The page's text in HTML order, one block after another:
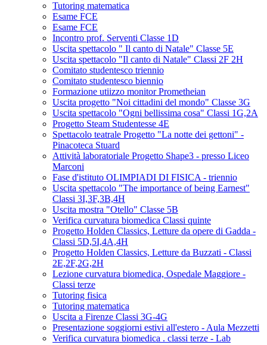
Tutoring matematica
Esame FCE
Esame FCE
Incontro prof. Serventi Classe 1D
Uscita spettacolo " Il canto di Natale" Classe 5E
Uscita spettacolo "Il canto di Natale" Classi 2F 2H
Comitato studentesco triennio
Comitato studentesco biennio
Formazione utiizzo monitor Prometheian
Uscita progetto "Noi cittadini del mondo" Classe 3G
Uscita spettacolo "Ogni bellissima cosa" Classi 1G,2A
Progetto Steam Studentesse 4E
Spettacolo teatrale Progetto "La notte dei gettoni" -
Pinacoteca Stuard
Attività laboratoriale Progetto Shape3 - presso Liceo
Marconi
Fase d'istituto OLIMPIADI DI FISICA - triennio
Uscita spettacolo "The importance of being Earnest"
Classi 3I,3F,3B,4H
Uscita mostra "Otello" Classe 5B
Verifica curvatura biomedica Classi quinte
Progetto Holden Classics, Letture da opere di Gadda -
Classi 5D,5I,4A,4H
Progetto Holden Classics, Letture da Buzzati - Classi
2E,2F,2G,2H
Lezione curvatura biomedica, Ospedale Maggiore -
Classi terze
Tutoring fisica
Tutoring matematica
Uscita a Firenze Classi 3G-4G
Presentazione soggiorni estivi all'estero - Aula Mezzetti
Verifica curvatura biomedica . classi terze - Lab